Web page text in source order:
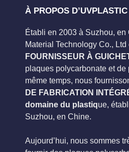
À PROPOS D’UVPLASTIC
Établi en 2003 à Suzhou,
Material Technology Co., Ltd
FOURNISSEUR À
plaques polycarbonate et de
même temps, nous
DE FABRICATION
domaine du plastique,
Suzhou, en Chine.
Aujourd’hui, nous sommes